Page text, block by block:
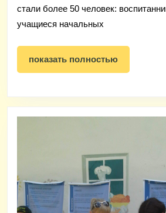
стали более 50 человек:
учащиеся начальных
показать полностьюпоказать
полностью